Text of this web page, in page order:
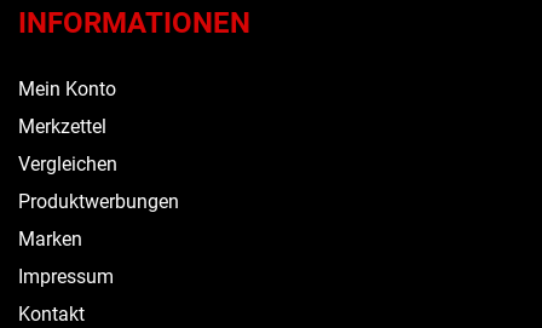
INFORMATIONEN
Mein Konto
Merkzettel
Vergleichen
Produktwerbungen
Marken
Impressum
Kontakt